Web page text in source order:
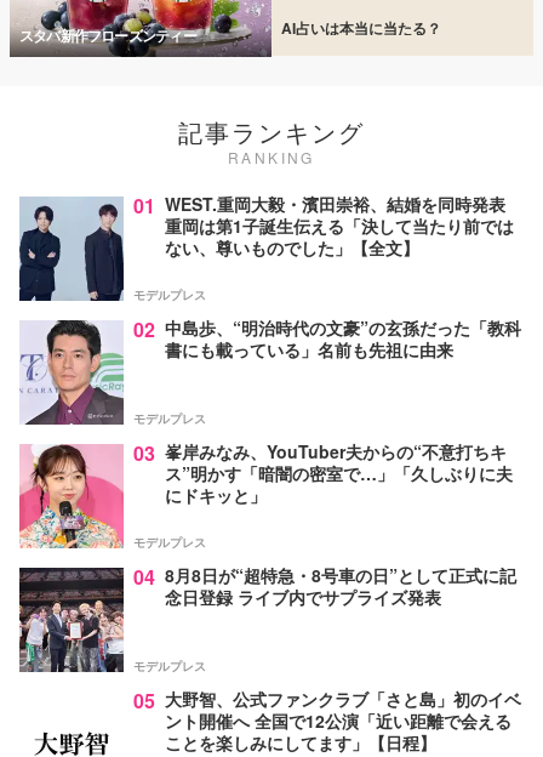
スタバ新作フローズンティー AI占いは本当に当たる？
記事ランキング
RANKING
01 WEST.重岡大毅・濱田崇裕、結婚を同時発表
重岡は第1子誕生伝える「決して当たり前では
ない、尊いものでした」【全文】
モデルプレス
02 中島歩、“明治時代の文豪”の玄孫だった「教科
書にも載っている」名前も先祖に由来
モデルプレス
03 峯岸みなみ、YouTuber夫からの“不意打ちキ
ス”明かす「暗闇の密室で…」「久しぶりに夫
にドキッと」
モデルプレス
04 8月8日が“超特急・8号車の日”として正式に記
念日登録 ライブ内でサプライズ発表
モデルプレス
05 大野智、公式ファンクラブ「さと島」初のイベ
ント開催へ 全国で12公演「近い距離で会える
ことを楽しみにしてます」【日程】